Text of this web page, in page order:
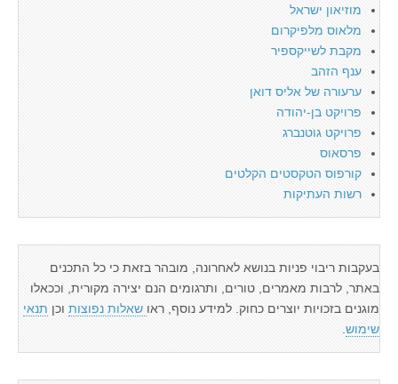
מוזיאון ישראל
מלאוס מלפיקרום
מקבת לשייקספיר
ענף הזהב
ערעורה של אליס דואן
פרויקט בן-יהודה
פרויקט גוטנברג
פרסאוס
קורפוס הטקסטים הקלטים
רשות העתיקות
בעקבות ריבוי פניות בנושא לאחרונה, מובהר בזאת כי כל התכנים
באתר, לרבות מאמרים, טורים, ותרגומים הנם יצירה מקורית, וככאלו
מוגנים בזכויות יוצרים כחוק. למידע נוסף, ראו שאלות נפוצות וכן תנאי
שימוש